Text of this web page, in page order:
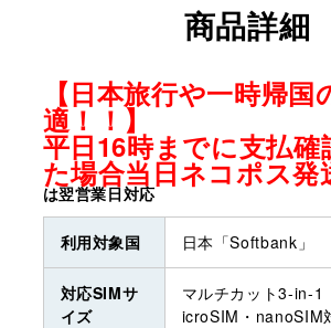
商品詳細
【日本旅行や一時帰国
適！！】
平日16時までに支払確
た場合当日ネコポス発
は翌営業日対応
利用対象国 日本「Softbank」
対応SIMサ
イズ
マルチカット3-in-1
icroSIM・nanoSIM